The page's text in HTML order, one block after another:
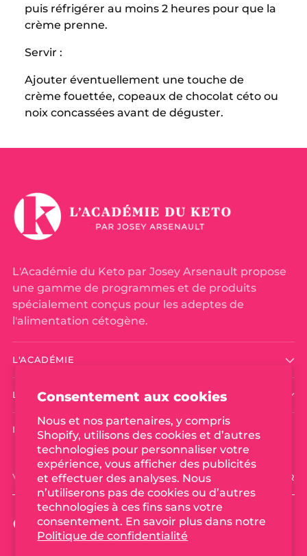
Consentement aux cookies
Nous et nos partenaires, y compris
Shopify, utilisons des cookies et d’autres
technologies pour personnaliser votre
expérience, vous afficher des publicités
et effectuer des analyses. Nous
n’utiliserons pas de cookies ou d’autres
technologies à ces fins sans votre
consentement. En savoir plus dans notre
Politique de confidentialité
puis réfrigérer au moins 2 heures pour que la
crème prenne.
Servir :
Ajouter éventuellement une touche de
crème fouettée, copeaux de chocolat céto ou
noix concassées avant de déguster.
L'Académie du Keto par Josey Arsenault propose
une gamme de programmes et de produits
spécialement conçus pour les adeptes de
l'alimentation cétogène.
L'ACADÉMIE
LIENS UTILES
INSCRIVEZ VOUS À L'INFOLETTRE!
Votre
adresse
électronique
S'ABONNER